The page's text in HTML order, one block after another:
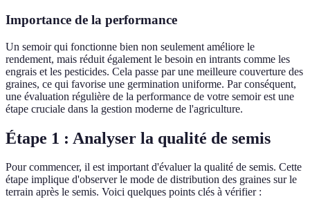
Importance de la performance
Un semoir qui fonctionne bien non seulement améliore le
rendement, mais réduit également le besoin en intrants comme les
engrais et les pesticides. Cela passe par une meilleure couverture des
graines, ce qui favorise une germination uniforme. Par conséquent,
une évaluation régulière de la performance de votre semoir est une
étape cruciale dans la gestion moderne de l'agriculture.
Étape 1 : Analyser la qualité de semis
Pour commencer, il est important d'évaluer la qualité de semis. Cette
étape implique d'observer le mode de distribution des graines sur le
terrain après le semis. Voici quelques points clés à vérifier :